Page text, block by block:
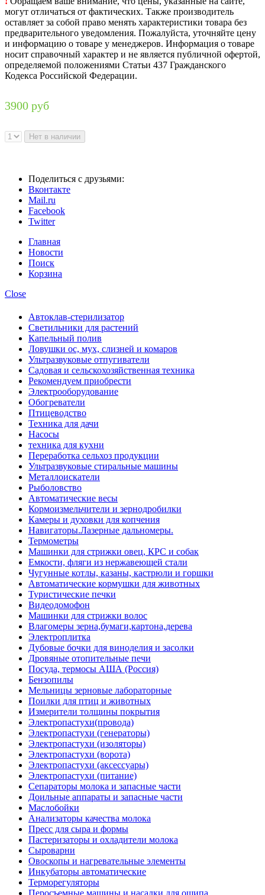
могут отличаться от фактических. Также производитель
оставляет за собой право менять характеристики товара без
предварительного уведомления. Пожалуйста, уточняйте цену
и информацию о товаре у менеджеров. Информация о товаре
носит справочный характер и не является публичной офертой,
определяемой положениями Статьи 437 Гражданского
Кодекса Российской Федерации.
3900 руб
Поделиться с друзьями:
Вконтакте
Mail.ru
Facebook
Twitter
Главная
Новости
Поиск
Корзина
Close
Автоклав-стерилизатор
Светильники для растений
Капельный полив
Ловушки ос, мух, слизней и комаров
Ультразвуковые отпугиватели
Садовая и сельскохозяйственная техника
Рекомендуем приобрести
Электрооборудование
Обогреватели
Птицеводство
Техника для дачи
Насосы
техника для кухни
Переработка сельхоз продукции
Ультразвуковые стиральные машины
Металлоискатели
Рыболовство
Автоматические весы
Кормоизмельчители и зернодробилки
Камеры и духовки для копчения
Навигаторы.Лазерные дальномеры.
Термометры
Машинки для стрижки овец, КРС и собак
Емкости, фляги из нержавеющей стали
Чугунные котлы, казаны, кастрюли и горшки
Автоматические кормушки для животных
Туристические печки
Видеодомофон
Машинки для стрижки волос
Влагомеры зерна,бумаги,картона,дерева
Электроплитка
Дубовые бочки для виноделия и засолки
Дровяные отопительные печи
Посуда, термосы АША (Россия)
Бензопилы
Мельницы зерновые лабораторные
Поилки для птиц и животных
Измерители толщины покрытия
Электропастухи(провода)
Электропастухи (генераторы)
Электропастухи (изоляторы)
Электропастухи (ворота)
Электропастухи (аксессуары)
Электропастухи (питание)
Сепараторы молока и запасные части
Доильные аппараты и запасные части
Маслобойки
Анализаторы качества молока
Пресс для сыра и формы
Пастеризаторы и охладители молока
Сыроварни
Овоскопы и нагревательные элементы
Инкубаторы автоматические
Терморегуляторы
Перосъемные машины и насадки для ощипа